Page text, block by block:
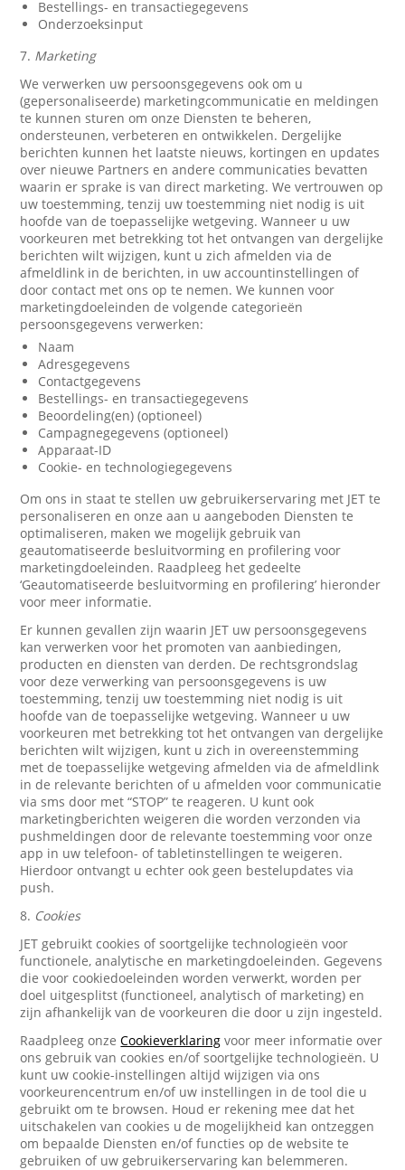
Bestellings- en transactiegegevens
Onderzoeksinput
7. Marketing
We verwerken uw persoonsgegevens ook om u
(gepersonaliseerde) marketingcommunicatie en meldingen
te kunnen sturen om onze Diensten te beheren,
ondersteunen, verbeteren en ontwikkelen. Dergelijke
berichten kunnen het laatste nieuws, kortingen en updates
over nieuwe Partners en andere communicaties bevatten
waarin er sprake is van direct marketing. We vertrouwen op
uw toestemming, tenzij uw toestemming niet nodig is uit
hoofde van de toepasselijke wetgeving. Wanneer u uw
voorkeuren met betrekking tot het ontvangen van dergelijke
berichten wilt wijzigen, kunt u zich afmelden via de
afmeldlink in de berichten, in uw accountinstellingen of
door contact met ons op te nemen. We kunnen voor
marketingdoeleinden de volgende categorieën
persoonsgegevens verwerken:
Naam
Adresgegevens
Contactgegevens
Bestellings- en transactiegegevens
Beoordeling(en) (optioneel)
Campagnegegevens (optioneel)
Apparaat-ID
Cookie- en technologiegegevens
Om ons in staat te stellen uw gebruikerservaring met JET te
personaliseren en onze aan u aangeboden Diensten te
optimaliseren, maken we mogelijk gebruik van
geautomatiseerde besluitvorming en profilering voor
marketingdoeleinden. Raadpleeg het gedeelte
‘Geautomatiseerde besluitvorming en profilering’ hieronder
voor meer informatie.
Er kunnen gevallen zijn waarin JET uw persoonsgegevens
kan verwerken voor het promoten van aanbiedingen,
producten en diensten van derden. De rechtsgrondslag
voor deze verwerking van persoonsgegevens is uw
toestemming, tenzij uw toestemming niet nodig is uit
hoofde van de toepasselijke wetgeving. Wanneer u uw
voorkeuren met betrekking tot het ontvangen van dergelijke
berichten wilt wijzigen, kunt u zich in overeenstemming
met de toepasselijke wetgeving afmelden via de afmeldlink
in de relevante berichten of u afmelden voor communicatie
via sms door met “STOP” te reageren. U kunt ook
marketingberichten weigeren die worden verzonden via
pushmeldingen door de relevante toestemming voor onze
app in uw telefoon- of tabletinstellingen te weigeren.
Hierdoor ontvangt u echter ook geen bestelupdates via
push.
8. Cookies
JET gebruikt cookies of soortgelijke technologieën voor
functionele, analytische en marketingdoeleinden. Gegevens
die voor cookiedoeleinden worden verwerkt, worden per
doel uitgesplitst (functioneel, analytisch of marketing) en
zijn afhankelijk van de voorkeuren die door u zijn ingesteld.
Raadpleeg onzeCookieverklaring voor meer informatie over
ons gebruik van cookies en/of soortgelijke technologieën. U
kunt uw cookie-instellingen altijd wijzigen via ons
voorkeurencentrum en/of uw instellingen in de tool die u
gebruikt om te browsen. Houd er rekening mee dat het
uitschakelen van cookies u de mogelijkheid kan ontzeggen
om bepaalde Diensten en/of functies op de website te
gebruiken of uw gebruikerservaring kan belemmeren.